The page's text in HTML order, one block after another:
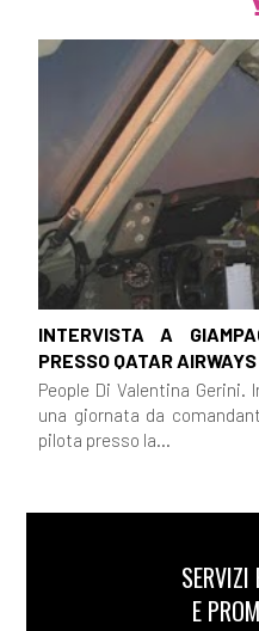
INTERVISTA A
PRESSO QATAR AIRWAYS
People Di Valentina Gerini.
una giornata da
pilota presso la...
SERVIZI
E